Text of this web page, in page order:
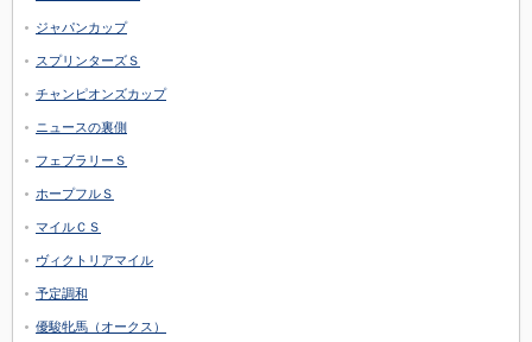
ジャパンカップ
スプリンターズＳ
チャンピオンズカップ
ニュースの裏側
フェブラリーＳ
ホープフルＳ
マイルＣＳ
ヴィクトリアマイル
予定調和
優駿牝馬（オークス）